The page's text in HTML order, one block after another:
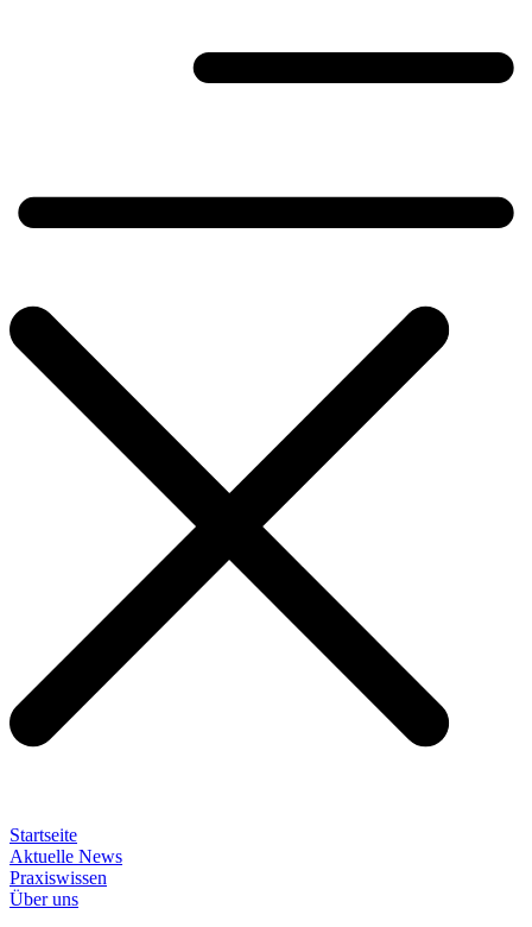
Startseite
Aktuelle News
Praxiswissen
Über uns